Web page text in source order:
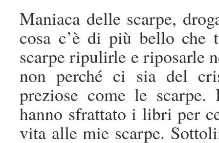
Maniaca delle scarpe,
cosa c’è di più bello che
scarpe ripulirle e riposarle
non perché ci sia del
preziose come le
hanno sfrattato i libri per
vita alle mie scarpe.